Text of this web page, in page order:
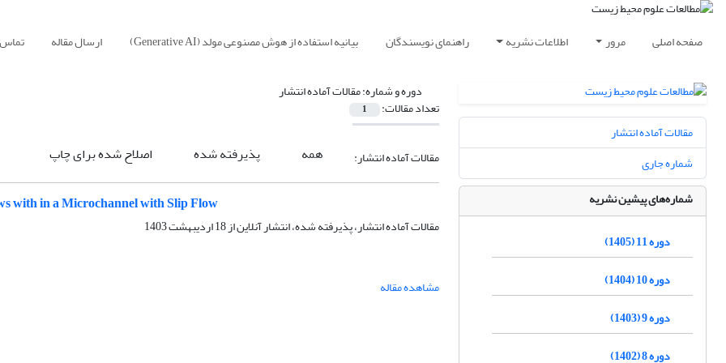
صفحه اصلی مرور اطلاعات نشریه راهنمای نویسندگان بیانیه استفاده از هوش مصنوعی مولد (Generative AI) ارسال مقاله تماس
دوره و شماره:مقالات آماده انتشار
تعداد مقالات: 1
مقالات آماده انتشار: همه پذیرفته شده اصلاح شده برای چاپ
with in a Microchannel with Slip Flow
مقالات آماده انتشار، پذیرفته شده، انتشار آنلاین از18 اردیبهشت 1403
مشاهده مقاله
مقالات آماده انتشار
شماره جاری
شماره‌های پیشین نشریه
دوره 11 (1405)
دوره 10 (1404)
دوره 9 (1403)
دوره 8 (1402)